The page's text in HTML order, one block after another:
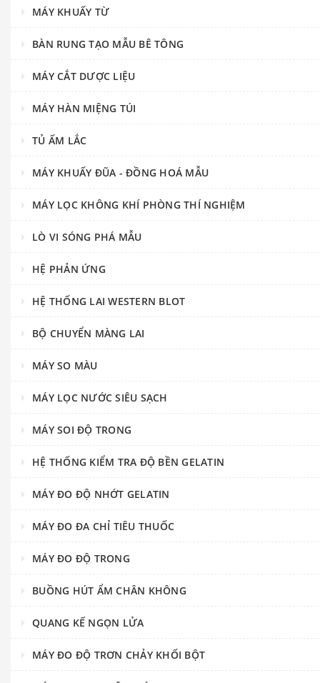
MÁY KHUẤY TỪ
BÀN RUNG TẠO MẪU BÊ TÔNG
MÁY CẮT DƯỢC LIỆU
MÁY HÀN MIỆNG TÚI
TỦ ẤM LẮC
MÁY KHUẤY ĐŨA - ĐỒNG HOÁ MẪU
MÁY LỌC KHÔNG KHÍ PHÒNG THÍ NGHIỆM
LÒ VI SÓNG PHÁ MẪU
HỆ PHẢN ỨNG
HỆ THỐNG LAI WESTERN BLOT
BỘ CHUYỂN MÀNG LAI
MÁY SO MÀU
MÁY LỌC NƯỚC SIÊU SẠCH
MÁY SOI ĐỘ TRONG
HỆ THỐNG KIỂM TRA ĐỘ BỀN GELATIN
MÁY ĐO ĐỘ NHỚT GELATIN
MÁY ĐO ĐA CHỈ TIÊU THUỐC
MÁY ĐO ĐỘ TRONG
BUỒNG HÚT ẨM CHÂN KHÔNG
QUANG KẾ NGỌN LỬA
MÁY ĐO ĐỘ TRƠN CHẢY KHỐI BỘT